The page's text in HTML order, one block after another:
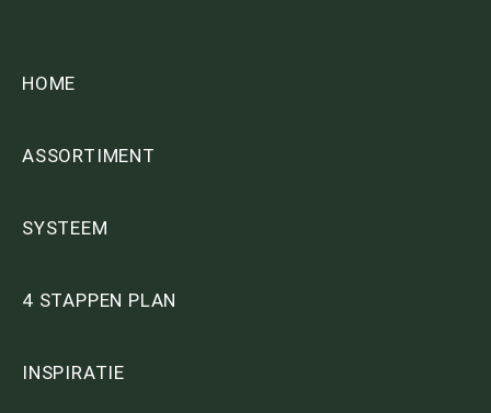
HOME
ASSORTIMENT
SYSTEEM
4 STAPPEN PLAN
INSPIRATIE